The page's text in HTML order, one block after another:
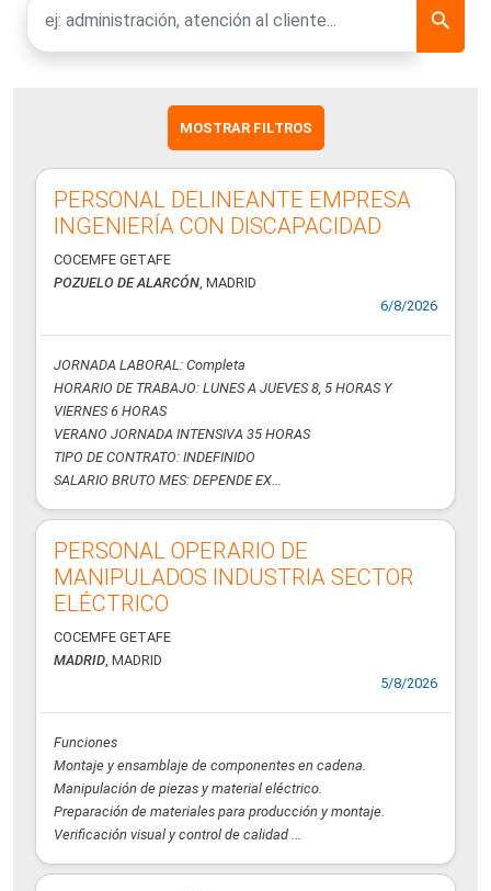
MOSTRAR FILTROS
PERSONAL DELINEANTE EMPRESA
INGENIERÍA CON DISCAPACIDAD
COCEMFE GETAFE
POZUELO DE ALARCÓN, MADRID
6/8/2026
JORNADA LABORAL: Completa
HORARIO DE TRABAJO: LUNES A JUEVES 8, 5 HORAS Y
VIERNES 6 HORAS
VERANO JORNADA INTENSIVA 35 HORAS
TIPO DE CONTRATO: INDEFINIDO
SALARIO BRUTO MES: DEPENDE EX...
PERSONAL OPERARIO DE
MANIPULADOS INDUSTRIA SECTOR
ELÉCTRICO
COCEMFE GETAFE
MADRID, MADRID
5/8/2026
Funciones
Montaje y ensamblaje de componentes en cadena.
Manipulación de piezas y material eléctrico.
Preparación de materiales para producción y montaje.
Verificación visual y control de calidad ...